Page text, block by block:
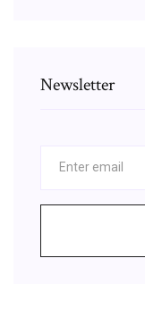
Newsletter